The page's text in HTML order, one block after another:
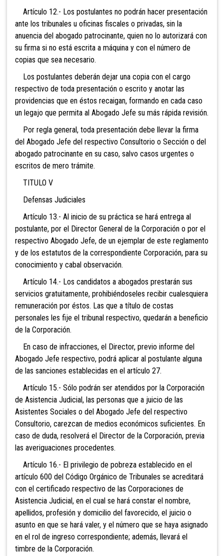
Artículo 12.- Los postulantes no podrán hacer presentación
ante los tribunales u oficinas fiscales o privadas, sin la
anuencia del abogado patrocinante, quien no lo autorizará con
su firma si no está escrita a máquina y con el número de
copias que sea necesario.
Los postulantes deberán dejar una copia con el cargo
respectivo de toda presentación o escrito y anotar las
providencias que en éstos recaigan, formando en cada caso
un legajo que permita al Abogado Jefe su más rápida revisión.
Por regla general, toda presentación debe llevar la firma
del Abogado Jefe del respectivo Consultorio o Sección o del
abogado patrocinante en su caso, salvo casos urgentes o
escritos de mero trámite.
TITULO V
Defensas Judiciales
Artículo 13.- Al inicio de su práctica se hará entrega al
postulante, por el Director General de la Corporación o por el
respectivo Abogado Jefe, de un ejemplar de este reglamento
y de los estatutos de la correspondiente Corporación, para su
conocimiento y cabal observación.
Artículo 14.- Los candidatos a abogados prestarán sus
servicios gratuitamente, prohibiéndoseles recibir cualesquiera
remuneración por éstos. Las que a título de costas
personales les fije el tribunal respectivo, quedarán a beneficio
de la Corporación.
En caso de infracciones, el Director, previo informe del
Abogado Jefe respectivo, podrá aplicar al postulante alguna
de las sanciones establecidas en el artículo 27.
Artículo 15.- Sólo podrán ser atendidos por la Corporación
de Asistencia Judicial, las personas que a juicio de las
Asistentes Sociales o del Abogado Jefe del respectivo
Consultorio, carezcan de medios económicos suficientes. En
caso de duda, resolverá el Director de la Corporación, previa
las averiguaciones procedentes.
Artículo 16.- El privilegio de pobreza establecido en el
artículo 600 del Código Orgánico de Tribunales se acreditará
con el certificado respectivo de las Corporaciones de
Asistencia Judicial, en el cual se hará constar el nombre,
apellidos, profesión y domicilio del favorecido, el juicio o
asunto en que se hará valer, y el número que se haya asignado
en el rol de ingreso correspondiente; además, llevará el
timbre de la Corporación.